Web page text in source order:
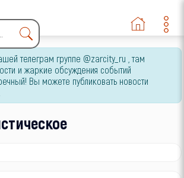
телеграм группе @zarcity_ru , там
и жаркие обсуждения событий
Вы можете публиковать новости